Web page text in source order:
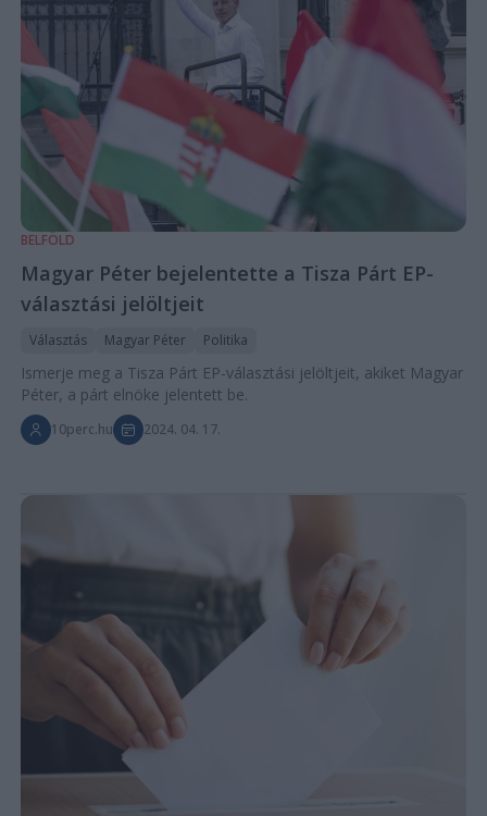
BELFÖLD
Magyar Péter bejelentette a Tisza Párt EP-
választási jelöltjeit
Választás Magyar Péter Politika
Ismerje meg a Tisza Párt EP-választási jelöltjeit, akiket Magyar
Péter, a párt elnöke jelentett be.
10perc.hu 2024. 04. 17.